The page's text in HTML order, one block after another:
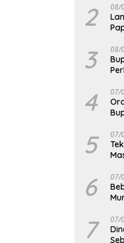
2 08/
3 08/
4 07/
5 07/
6 07/
7 07/